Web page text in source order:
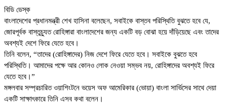
বিডি ডেস্ক
বাংলাদেশের প্রধানমন্ত্রী শেখ হাসিনা বলেছেন, সবাইকে বাস্তব পরিস্থিতি বুঝতে হবে যে,
জোরপূর্বক বাস্তুচ্যুত রোহিঙ্গারা বাংলাদেশের জন্য একটি বড় বোঝা হয়ে দাঁড়িয়েছে এবং তাদের
অবশ্যই দেশে ফিরে যেতে হবে।
তিনি বলেন, “তাদের (রোহিঙ্গাদের) নিজ দেশে ফিরে যেতে হবে। সবাইকে বুঝতে হবে
পরিস্থিতি। আমাদের পক্ষে আর কোনও লোক নেওয়া সম্ভব নয়, রোহিঙ্গাদের অবশ্যই ফিরে
যেতে হবে।”
মঙ্গলবার সম্প্রচারিত ওয়াশিংটনে ভয়েস অফ আমেরিকার (ভোয়া) বাংলা সার্ভিসের সাথে দেয়া
একটি সাক্ষাৎকারে তিনি এসব কথা বলেন।